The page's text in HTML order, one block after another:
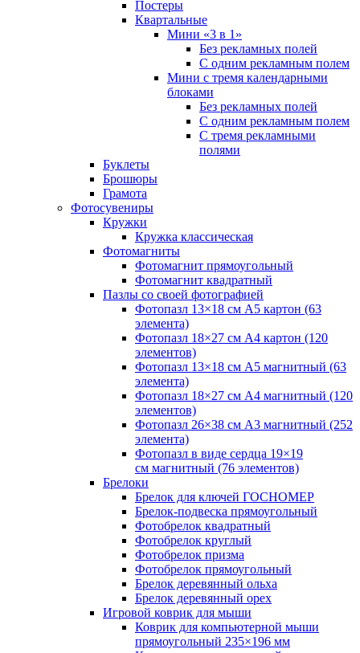
Постеры
Квартальные
Мини «3 в 1»
Без рекламных полей
С одним рекламным полем
Мини с тремя календарными
блоками
Без рекламных полей
С одним рекламным полем
С тремя рекламными
полями
Буклеты
Брошюры
Грамота
Фотосувениры
Кружки
Кружка классическая
Фотомагниты
Фотомагнит прямоугольный
Фотомагнит квадратный
Пазлы со своей фотографией
Фотопазл 13×18 см А5 картон (63
элемента)
Фотопазл 18×27 см А4 картон (120
элементов)
Фотопазл 13×18 см А5 магнитный (63
элемента)
Фотопазл 18×27 см А4 магнитный (120
элементов)
Фотопазл 26×38 см А3 магнитный (252
элемента)
Фотопазл в виде сердца 19×19
см магнитный (76 элементов)
Брелоки
Брелок для ключей ГОСНОМЕР
Брелок-подвеска прямоугольный
Фотобрелок квадратный
Фотобрелок круглый
Фотобрелок призма
Фотобрелок прямоугольный
Брелок деревянный ольха
Брелок деревянный орех
Игровой коврик для мыши
Коврик для компьютерной мыши
прямоугольный 235×196 мм